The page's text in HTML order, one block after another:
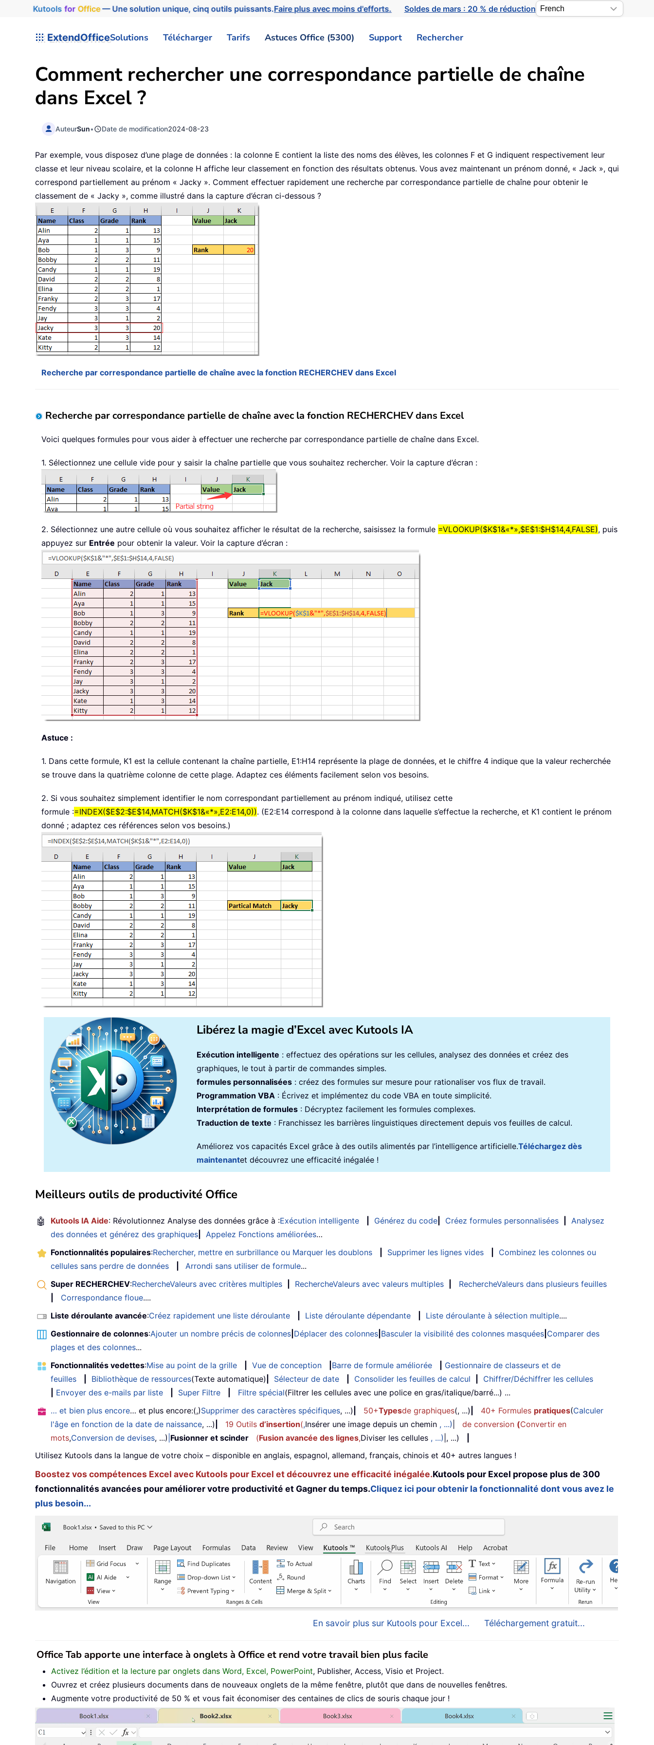
Kutools for Office— Une solution unique, cinq outils puissants.Faire plus avec moins d'efforts. Soldes de mars : 20 % de réduction
ExtendOfficeSolutions Télécharger Tarifs Astuces Office (5300) Support Rechercher
Comment rechercher une correspondance partielle de chaîne
dans Excel ?
AuteurSun• Date de modification2024-08-23
Par exemple, vous disposez d’une plage de données : la colonne E contient la liste des noms des élèves, les colonnes F et G indiquent respectivement leur
classe et leur niveau scolaire, et la colonne H affiche leur classement en fonction des résultats obtenus. Vous avez maintenant un prénom donné, « Jack », qui
correspond partiellement au prénom « Jacky ». Comment effectuer rapidement une recherche par correspondance partielle de chaîne pour obtenir le
classement de « Jacky », comme illustré dans la capture d’écran ci-dessous ?
Recherche par correspondance partielle de chaîne avec la fonction RECHERCHEV dans Excel
Recherche par correspondance partielle de chaîne avec la fonction RECHERCHEV dans Excel
Voici quelques formules pour vous aider à effectuer une recherche par correspondance partielle de chaîne dans Excel.
1. Sélectionnez une cellule vide pour y saisir la chaîne partielle que vous souhaitez rechercher. Voir la capture d’écran :
2. Sélectionnez une autre cellule où vous souhaitez afficher le résultat de la recherche, saisissez la formule =VLOOKUP($K$1&«*»,$E$1:$H$14,4,FALSE), puis
appuyez sur Entrée pour obtenir la valeur. Voir la capture d’écran :
Astuce :
1. Dans cette formule, K1 est la cellule contenant la chaîne partielle, E1:H14 représente la plage de données, et le chiffre 4 indique que la valeur recherchée
se trouve dans la quatrième colonne de cette plage. Adaptez ces éléments facilement selon vos besoins.
2. Si vous souhaitez simplement identifier le nom correspondant partiellement au prénom indiqué, utilisez cette
formule :=INDEX($E$2:$E$14,MATCH($K$1&«*»,E2:E14,0)). (E2:E14 correspond à la colonne dans laquelle s’effectue la recherche, et K1 contient le prénom
donné ; adaptez ces références selon vos besoins.)
Libérez la magie d’Excel avec Kutools IA
Exécution intelligente : effectuez des opérations sur les cellules, analysez des données et créez des
graphiques, le tout à partir de commandes simples.
formules personnalisées : créez des formules sur mesure pour rationaliser vos flux de travail.
Programmation VBA : Écrivez et implémentez du code VBA en toute simplicité.
Interprétation de formules : Décryptez facilement les formules complexes.
Traduction de texte : Franchissez les barrières linguistiques directement depuis vos feuilles de calcul.
Améliorez vos capacités Excel grâce à des outils alimentés par l’intelligence artificielle.Téléchargez dès
maintenantet découvrez une efficacité inégalée !
Meilleurs outils de productivité Office
🤖 Kutools IA Aide: Révolutionnez Analyse des données grâce à :Exécution intelligente Générez du code Créez formules personnalisées
Analysez
des données et générez des graphiques
Appelez Fonctions améliorées…
Fonctionnalités populaires:Rechercher, mettre en surbrillance ou Marquer les doublons Supprimer les lignes vides
Combinez les colonnes ou
cellules sans perdre de données
Arrondi sans utiliser de formule...
Super RECHERCHEV:RechercheValeurs avec critères multiples RechercheValeurs avec valeurs multiples
RechercheValeurs dans plusieurs feuilles
Correspondance floue....
Liste déroulante avancée:Créez rapidement une liste déroulante Liste déroulante dépendante Liste déroulante à sélection multiple....
Gestionnaire de colonnes:Ajouter un nombre précis de colonnes Déplacer des colonnes Basculer la visibilité des colonnes masquées Comparer des
plages et des colonnes...
Fonctionnalités vedettes:Mise au point de la grille Vue de conception Barre de formule améliorée
Gestionnaire de classeurs et de
feuilles
Bibliothèque de ressources(Texte automatique) Sélecteur de date Consolider les feuilles de calcul
Chiffrer/Déchiffrer les cellules
Envoyer des e-mails par liste Super Filtre Filtre spécial(Filtrer les cellules avec une police en gras/italique/barré...) ...
… et bien plus encore… et plus encore:(,)Supprimer des caractères spécifiques, ...) 50+Typesde graphiques(, ...) 40+ Formules pratiques(Calculer
l'âge en fonction de la date de naissance, ...) 19 Outils d’insertion(,Insérer une image depuis un chemin , ...) de conversion (Convertir en
mots,Conversion de devises, ...) Fusionner et scinder (Fusion avancée des lignes,Diviser les cellules , ...) |, ...)
Utilisez Kutools dans la langue de votre choix – disponible en anglais, espagnol, allemand, français, chinois et 40+ autres langues !
Boostez vos compétences Excel avec Kutools pour Excel et découvrez une efficacité inégalée.Kutools pour Excel propose plus de 300
fonctionnalités avancées pour améliorer votre productivité et Gagner du temps.Cliquez ici pour obtenir la fonctionnalité dont vous avez le
plus besoin...
En savoir plus sur Kutools pour Excel... Téléchargement gratuit...
Office Tab apporte une interface à onglets à Office et rend votre travail bien plus facile
Activez l’édition et la lecture par onglets dans Word, Excel, PowerPoint, Publisher, Access, Visio et Project.
Ouvrez et créez plusieurs documents dans de nouveaux onglets de la même fenêtre, plutôt que dans de nouvelles fenêtres.
Augmente votre productivité de 50 % et vous fait économiser des centaines de clics de souris chaque jour !